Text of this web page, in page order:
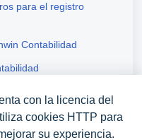
para el registro
Contabilidad
con la licencia del
cookies HTTP para
su experiencia.